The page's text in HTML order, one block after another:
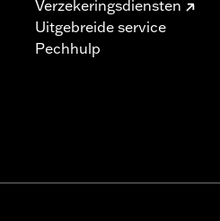
Verzekeringsdiensten
Uitgebreide service
Pechhulp